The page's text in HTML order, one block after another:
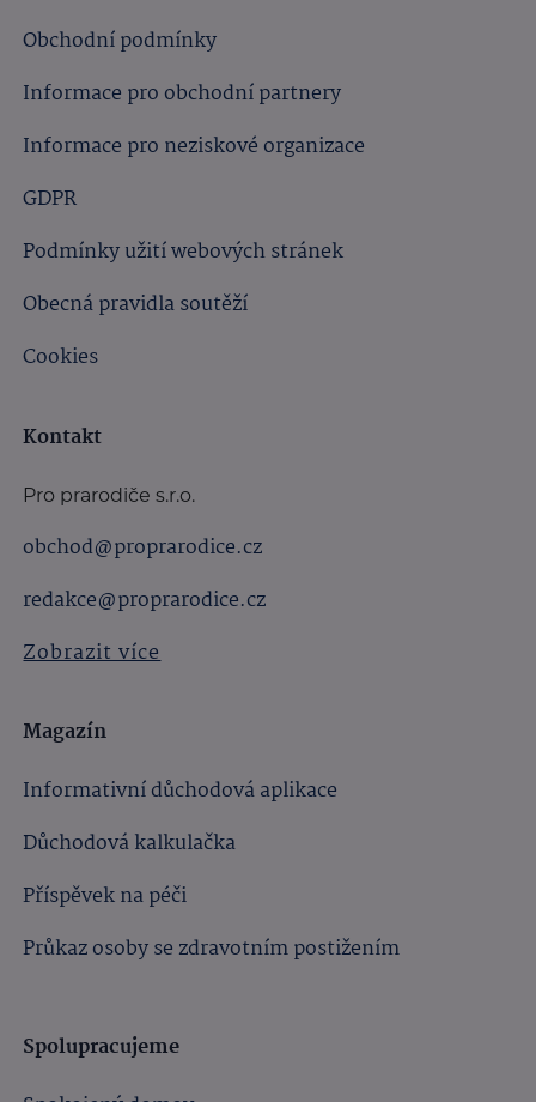
Obchodní podmínky
Informace pro obchodní partnery
Informace pro neziskové organizace
GDPR
Podmínky užití webových stránek
Obecná pravidla soutěží
Cookies
Kontakt
Pro prarodiče s.r.o.
obchod@proprarodice.cz
redakce@proprarodice.cz
Zobrazit více
Magazín
Informativní důchodová aplikace
Důchodová kalkulačka
Příspěvek na péči
Průkaz osoby se zdravotním postižením
Spolupracujeme